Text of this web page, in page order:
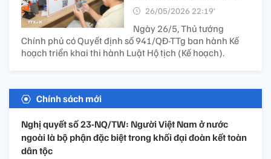
26/05/2026 22:19’
Ngày 26/5, Thủ tướng
Chính phủ có Quyết định số 941/QĐ-TTg ban hành Kế
hoạch triển khai thi hành Luật Hộ tịch (Kế hoạch).
Chính sách mới
Nghị quyết số 23-NQ/TW: Người Việt Nam ở nước
ngoài là bộ phận đặc biệt trong khối đại đoàn kết toàn
dân tộc